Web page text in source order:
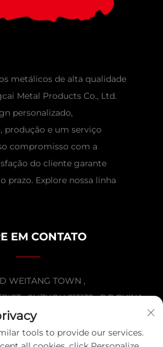
metálicos de alta qualidade
Metal Products Co., Ltd.
personalizado,
produção e um serviço
compromisso com a
do cliente garante
prazo. Explore nossa linha
EM CONTATO
WEITANG TOWN ,
, SUZHOU 215132 , P.R.CHINA
+86-152 5000 0863
tools to provide our services.